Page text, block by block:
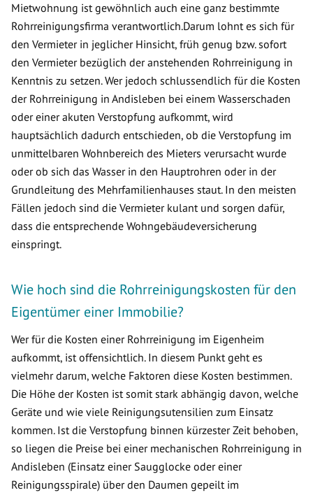
Mietwohnung ist gewöhnlich auch eine ganz bestimmte
Rohrreinigungsfirma verantwortlich.Darum lohnt es sich für
den Vermieter in jeglicher Hinsicht, früh genug bzw. sofort
den Vermieter bezüglich der anstehenden Rohrreinigung in
Kenntnis zu setzen. Wer jedoch schlussendlich für die Kosten
der Rohrreinigung in Andisleben bei einem Wasserschaden
oder einer akuten Verstopfung aufkommt, wird
hauptsächlich dadurch entschieden, ob die Verstopfung im
unmittelbaren Wohnbereich des Mieters verursacht wurde
oder ob sich das Wasser in den Hauptrohren oder in der
Grundleitung des Mehrfamilienhauses staut. In den meisten
Fällen jedoch sind die Vermieter kulant und sorgen dafür,
dass die entsprechende Wohngebäudeversicherung
einspringt.
Wie hoch sind die Rohrreinigungskosten für den
Eigentümer einer Immobilie?
Wer für die Kosten einer Rohrreinigung im Eigenheim
aufkommt, ist offensichtlich. In diesem Punkt geht es
vielmehr darum, welche Faktoren diese Kosten bestimmen.
Die Höhe der Kosten ist somit stark abhängig davon, welche
Geräte und wie viele Reinigungsutensilien zum Einsatz
kommen. Ist die Verstopfung binnen kürzester Zeit behoben,
so liegen die Preise bei einer mechanischen Rohrreinigung in
Andisleben (Einsatz einer Saugglocke oder einer
Reinigungsspirale) über den Daumen gepeilt im